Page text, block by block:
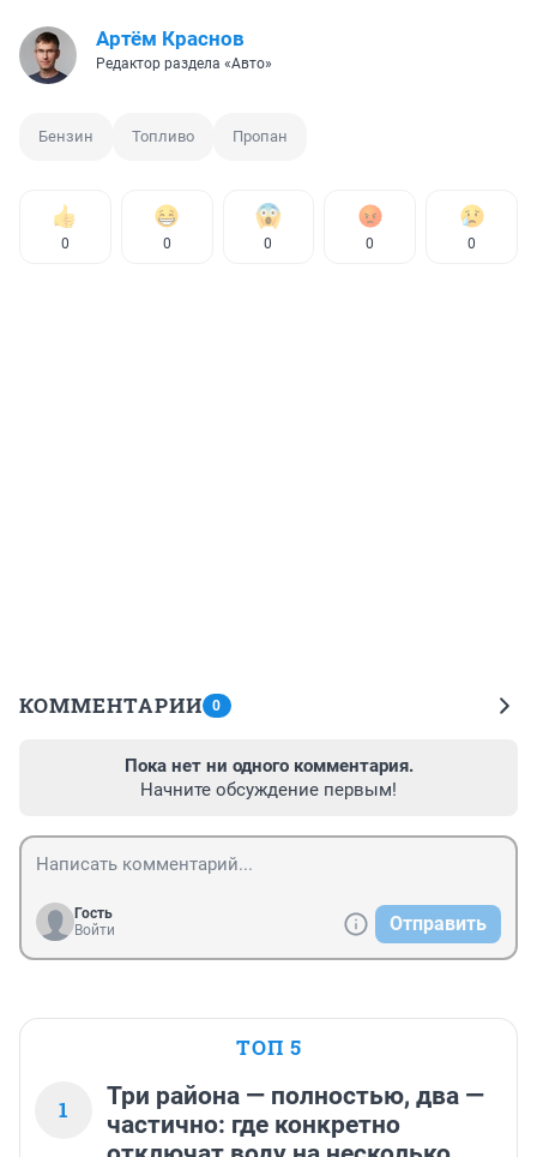
Артём Краснов
Редактор раздела «Авто»
Бензин Топливо Пропан
0 0 0 0 0
КОММЕНТАРИИ 0
Пока нет ни одного комментария.
Начните обсуждение первым!
Гость
Войти
Отправить
ТОП 5
1
Три района — полностью, два —
частично: где конкретно